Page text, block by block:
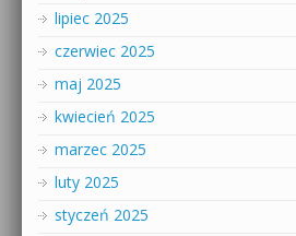
lipiec 2025
czerwiec 2025
maj 2025
kwiecień 2025
marzec 2025
luty 2025
styczeń 2025